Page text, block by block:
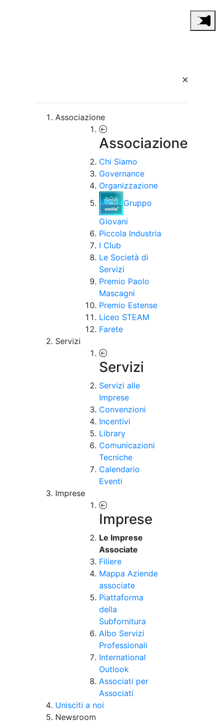
Associazione
Associazione
Chi Siamo
Governance
Organizzazione
Gruppo
Giovani
Piccola Industria
I Club
Le Società di
Servizi
Premio Paolo
Mascagni
Premio Estense
Liceo STEAM
Farete
Servizi
Servizi
Servizi alle
Imprese
Convenzioni
Incentivi
Library
Comunicazioni
Tecniche
Calendario
Eventi
Imprese
Imprese
Le Imprese
Associate
Filiere
Mappa Aziende
associate
Piattaforma
della
Subfornitura
Albo Servizi
Professionali
International
Outlook
Associati per
Associati
Unisciti a noi
Newsroom